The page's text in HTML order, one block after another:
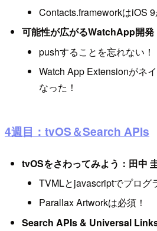
Contacts.frameworkはiOS 9
可能性が広がるWatchApp開
pushすることを忘れない！
Watch App Extensionがネ
なった！
4週目：tvOS＆Search APIs
tvOSをさわってみよう：田中
TVMLとjavascriptでプログ
Parallax Artworkは必須！
Search APIs & Universal